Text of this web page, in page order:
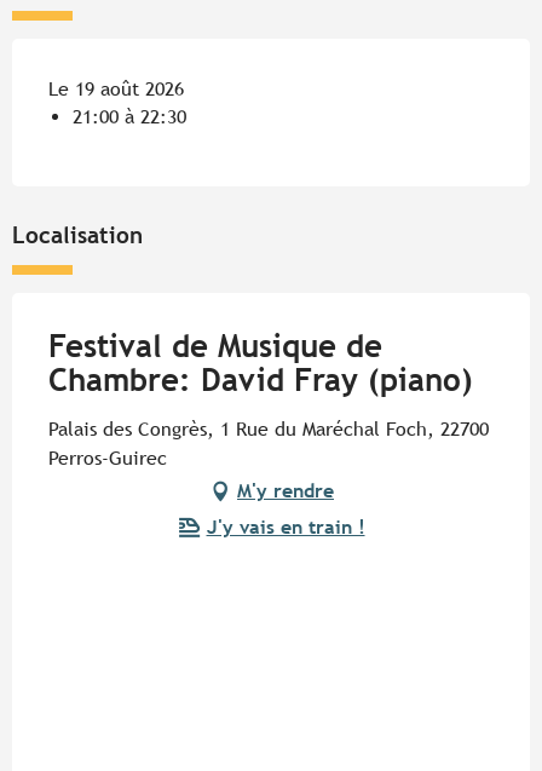
Le 19 août 2026
21:00 à 22:30
Localisation
Festival de Musique de
Chambre: David Fray (piano)
Palais des Congrès, 1 Rue du Maréchal Foch, 22700
Perros-Guirec
M'y rendre
J'y vais en train !